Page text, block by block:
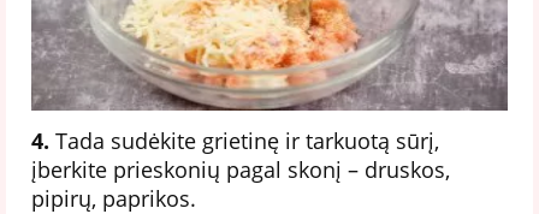
4. Tada sudėkite grietinę ir tarkuotą sūrį,
įberkite prieskonių pagal skonį – druskos,
pipirų, paprikos.